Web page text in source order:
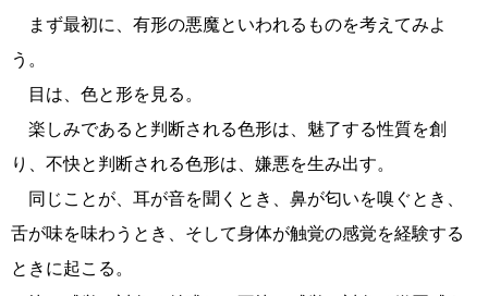
まず最初に、有形の悪魔といわれるものを考えてみよ
う。
目は、色と形を見る。
楽しみであると判断される色形は、魅了する性質を創
り、不快と判断される色形は、嫌悪を生み出す。
同じことが、耳が音を聞くとき、鼻が匂いを嗅ぐとき、
舌が味を味わうとき、そして身体が触覚の感覚を経験する
ときに起こる。